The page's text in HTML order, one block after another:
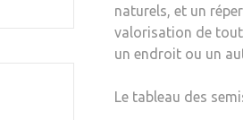
naturels, et un
valorisation de
un endroit ou un
Le tableau des